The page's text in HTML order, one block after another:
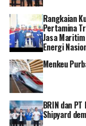
Rangkaian
Pertamina
Jasa
Energi
Menkeu
BRIN dan
Shipyard